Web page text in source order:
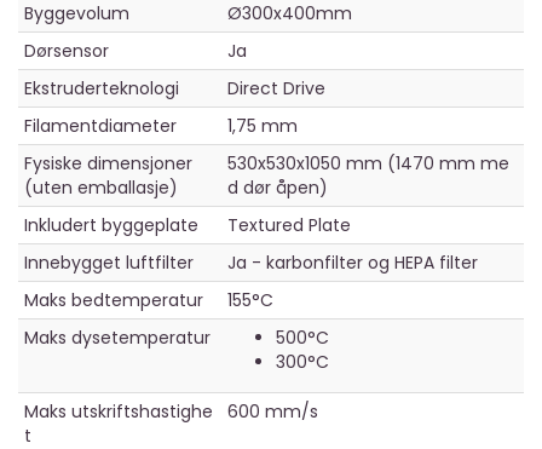
Byggevolum
Ø300x400mm
Dørsensor
Ja
Ekstruderteknologi
Direct Drive
Filamentdiameter
1,75 mm
Fysiske dimensjoner
(uten emballasje)
530x530x1050 mm (1470 mm me
d dør åpen)
Inkludert byggeplate
Textured Plate
Innebygget luftfilter
Ja - karbonfilter og HEPA filter
Maks bedtemperatur
155°C
Maks dysetemperatur
500°C
300°C
Maks utskriftshastighe
t
600 mm/s